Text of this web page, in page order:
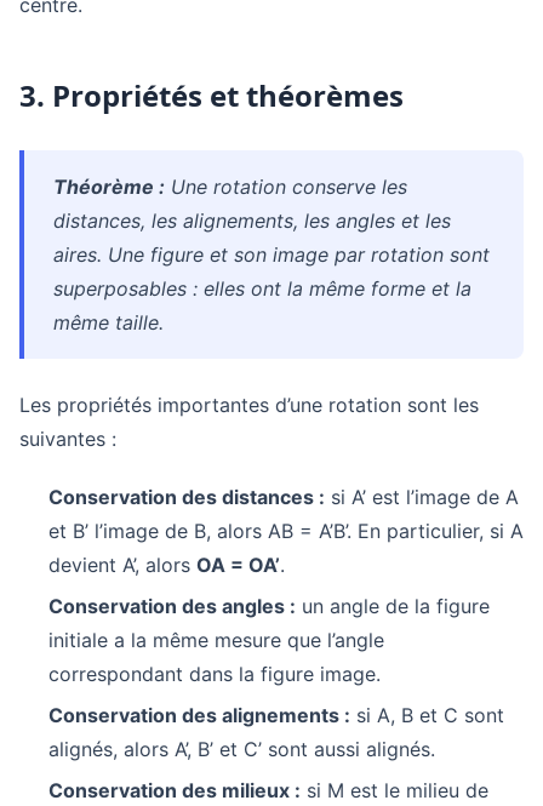
centre.
3. Propriétés et théorèmes
Théorème : Une rotation conserve les
distances, les alignements, les angles et les
aires. Une figure et son image par rotation sont
superposables : elles ont la même forme et la
même taille.
Les propriétés importantes d’une rotation sont les
suivantes :
Conservation des distances : si A’ est l’image de A
et B’ l’image de B, alors AB = A’B’. En particulier, si A
devient A’, alors OA = OA’.
Conservation des angles : un angle de la figure
initiale a la même mesure que l’angle
correspondant dans la figure image.
Conservation des alignements : si A, B et C sont
alignés, alors A’, B’ et C’ sont aussi alignés.
Conservation des milieux : si M est le milieu de